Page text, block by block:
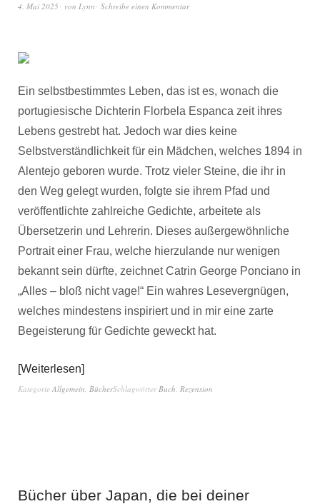
4. Mai 2025 von Lynn Schreibe einen Kommentar
Ein selbstbestimmtes Leben, das ist es, wonach die
portugiesische Dichterin Florbela Espanca zeit ihres
Lebens gestrebt hat. Jedoch war dies keine
Selbstverständlichkeit für ein Mädchen, welches 1894 in
Alentejo geboren wurde. Trotz vieler Steine, die ihr in
den Weg gelegt wurden, folgte sie ihrem Pfad und
veröffentlichte zahlreiche Gedichte, arbeitete als
Übersetzerin und Lehrerin. Dieses außergewöhnliche
Portrait einer Frau, welche hierzulande nur wenigen
bekannt sein dürfte, zeichnet Catrin George Ponciano in
„Alles – bloß nicht vage!“ Ein wahres Lesevergnügen,
welches mindestens inspiriert und in mir eine zarte
Begeisterung für Gedichte geweckt hat.
Weiterlesen
Kategorie Allgemein, BücherSchlagwörterBuch, Rezension
Bücher über Japan, die bei deiner